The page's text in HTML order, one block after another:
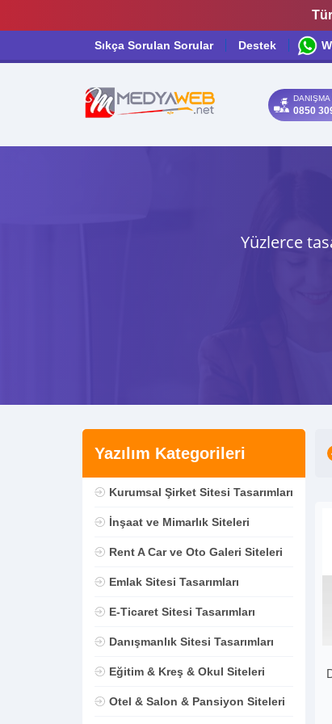
Sıkça Sorulan Sorular Destek
DANIŞMA
0850
Yüzlerce
Yazılım Kategorileri
Kurumsal Şirket Sitesi Tasarımları
İnşaat ve Mimarlık Siteleri
Rent A Car ve Oto Galeri Siteleri
Emlak Sitesi Tasarımları
E-Ticaret Sitesi Tasarımları
Danışmanlık Sitesi Tasarımları
Eğitim & Kreş & Okul Siteleri
Otel & Salon & Pansiyon Siteleri